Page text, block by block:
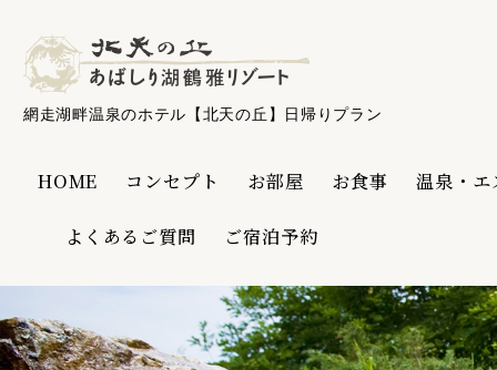
網走湖畔温泉のホテル【北天の丘】日帰りプラン
HOME コンセプト お部屋 お食事 温泉・エ
よくあるご質問 ご宿泊予約